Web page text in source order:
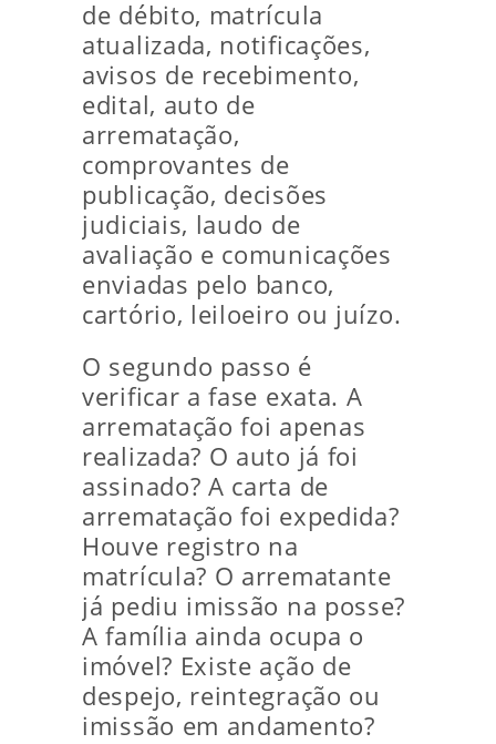
de débito, matrícula
atualizada, notificações,
avisos de recebimento,
edital, auto de
arrematação,
comprovantes de
publicação, decisões
judiciais, laudo de
avaliação e comunicações
enviadas pelo banco,
cartório, leiloeiro ou juízo.
O segundo passo é
verificar a fase exata. A
arrematação foi apenas
realizada? O auto já foi
assinado? A carta de
arrematação foi expedida?
Houve registro na
matrícula? O arrematante
já pediu imissão na posse?
A família ainda ocupa o
imóvel? Existe ação de
despejo, reintegração ou
imissão em andamento?